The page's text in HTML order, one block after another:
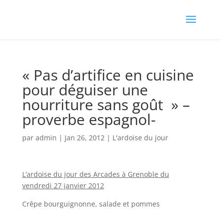
« Pas d’artifice en cuisine
pour déguiser une
nourriture sans goût » –
proverbe espagnol-
par admin | Jan 26, 2012| L'ardoise du jour
L’ardoise du jour des Arcades à Grenoble du
vendredi 27 janvier 2012
Crêpe bourguignonne, salade et pommes